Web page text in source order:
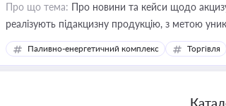
Про що тема: Про новини та кейси щодо
реалізують підакцизну продукцію, з метою
Паливно-енергетичний комплекс Торгівля